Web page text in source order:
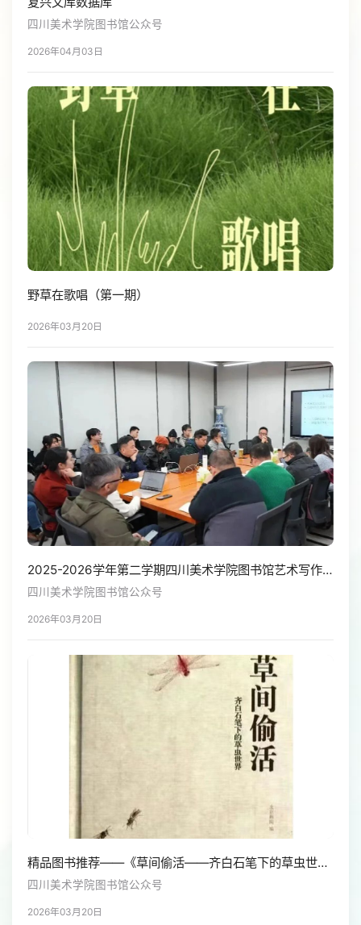
四川美术学院图书馆公众号
2026年04月03日
野草在歌唱（第一期）
2026年03月20日
2025-2026学年第二学期四川美术学院图书馆艺术写作中心工作安排
四川美术学院图书馆公众号
2026年03月20日
精品图书推荐——《草间偷活——齐白石笔下的草虫世界》
四川美术学院图书馆公众号
2026年03月20日